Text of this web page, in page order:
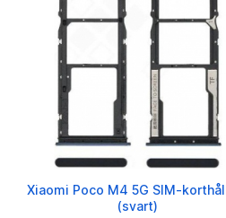
Xiaomi Poco M4 5G SIM-
(svart)